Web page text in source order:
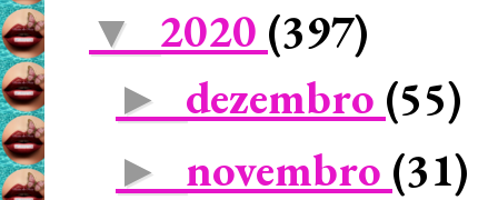
▼ 2020 (397)
► dezembro (55)
► novembro (31)